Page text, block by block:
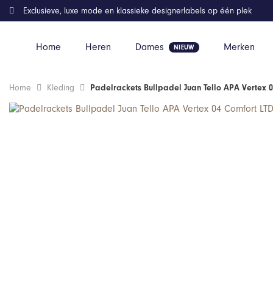
Home Heren Dames Merken
Exclusieve, luxe mode en klassieke designerlabels op één plek
Home Kleding Padelrackets Bullpadel Juan Tello APA Vertex